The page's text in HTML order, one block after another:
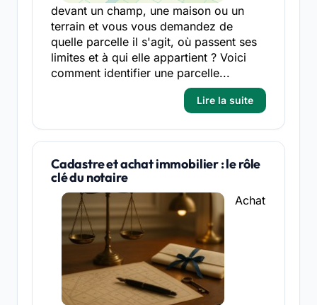
devant un champ, une maison ou un
terrain et vous vous demandez de
quelle parcelle il s'agit, où passent ses
limites et à qui elle appartient ? Voici
comment identifier une parcelle...
Lire la suite
Cadastre et achat immobilier : le rôle
clé du notaire
Achat